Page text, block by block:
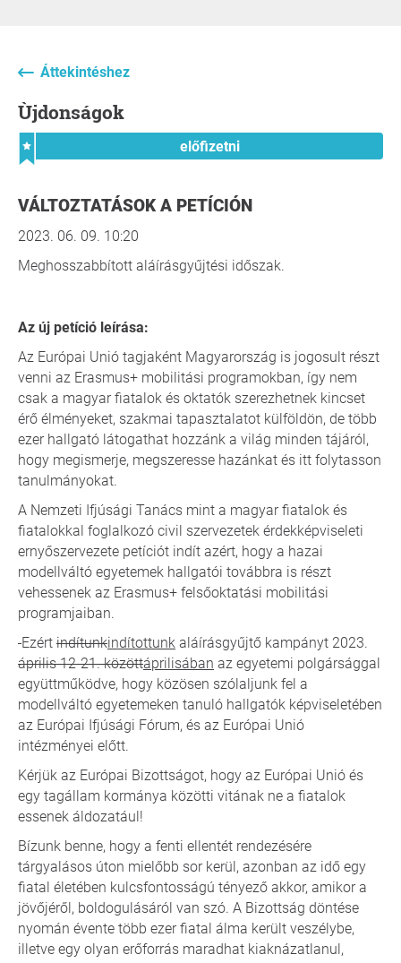
Áttekintéshez
Ùjdonságok
előfizetni
VÁLTOZTATÁSOK A PETÍCIÓN
2023. 06. 09. 10:20
Meghosszabbított aláírásgyűjtési időszak.
Az új petíció leírása:
Az Európai Unió tagjaként Magyarország is jogosult részt
venni az Erasmus+ mobilitási programokban, így nem
csak a magyar fiatalok és oktatók szerezhetnek kincset
érő élményeket, szakmai tapasztalatot külföldön, de több
ezer hallgató látogathat hozzánk a világ minden tájáról,
hogy megismerje, megszeresse hazánkat és itt folytasson
tanulmányokat.
A Nemzeti Ifjúsági Tanács mint a magyar fiatalok és
fiatalokkal foglalkozó civil szervezetek érdekképviseleti
ernyőszervezete petíciót indít azért, hogy a hazai
modellváltó egyetemek hallgatói továbbra is részt
vehessenek az Erasmus+ felsőoktatási mobilitási
programjaiban.
Ezért indítunkindítottunk aláírásgyűjtő kampányt 2023.
április 12-21. közöttáprilisában az egyetemi polgársággal
együttműködve, hogy közösen szólaljunk fel a
modellváltó egyetemeken tanuló hallgatók képviseletében
az Európai Ifjúsági Fórum, és az Európai Unió
intézményei előtt.
Kérjük az Európai Bizottságot, hogy az Európai Unió és
egy tagállam kormánya közötti vitának ne a fiatalok
essenek áldozatául!
Bízunk benne, hogy a fenti ellentét rendezésére
tárgyalásos úton mielőbb sor kerül, azonban az idő egy
fiatal életében kulcsfontosságú tényező akkor, amikor a
jövőjéről, boldogulásáról van szó. A Bizottság döntése
nyomán évente több ezer fiatal álma került veszélybe,
illetve egy olyan erőforrás maradhat kiaknázatlanul,